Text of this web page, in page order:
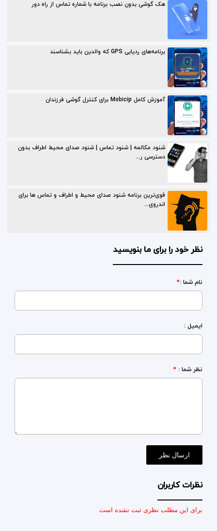
هک گوشی بدون نصب برنامه با شماره تماس از راه دور
برنامه‌های ردیابی GPS که والدین باید بشناسند
آموزش کامل Mobicip برای کنترل گوشی فرزندان
شنود مکالمه | شنود تماس | شنود صدای محیط اطراف بدون
دسترسی ر...
قوی‌ترین برنامه شنود صدای محیط و اطراف و تماس ها برای
اندروی...
نظر خود را برای ما بنویسید
نام شما :*
ایمیل :
نظر شما : *
نظرات کاربران
برای این مطلب نظری ثبت نشده است